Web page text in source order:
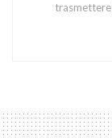
trasmettere